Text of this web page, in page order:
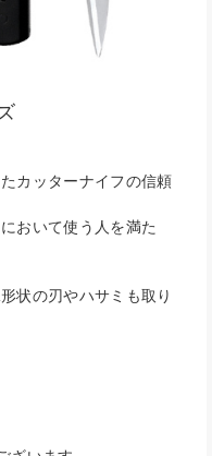
カッターナイフの信頼
おいて使う人を満た
状の刃やハサミも取り